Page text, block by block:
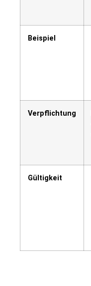
Beispiel
Verpflichtung
Gültigkeit